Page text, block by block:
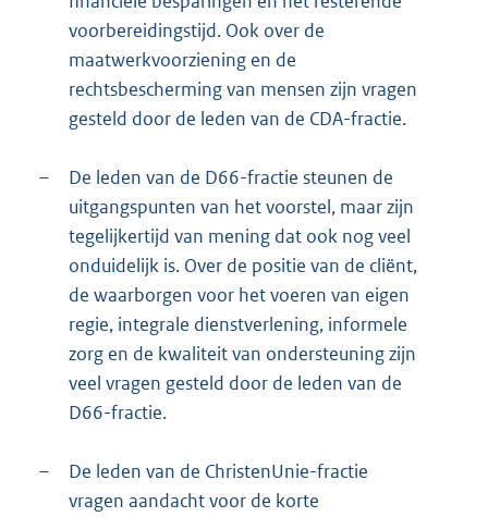
voorbereidingstijd. Ook over de
maatwerkvoorziening en de
rechtsbescherming van mensen zijn vragen
gesteld door de leden van de CDA-fractie.
–
De leden van de D66-fractie steunen de
uitgangspunten van het voorstel, maar zijn
tegelijkertijd van mening dat ook nog veel
onduidelijk is. Over de positie van de cliënt,
de waarborgen voor het voeren van eigen
regie, integrale dienstverlening, informele
zorg en de kwaliteit van ondersteuning zijn
veel vragen gesteld door de leden van de
D66-fractie.
–
De leden van de ChristenUnie-fractie
vragen aandacht voor de korte